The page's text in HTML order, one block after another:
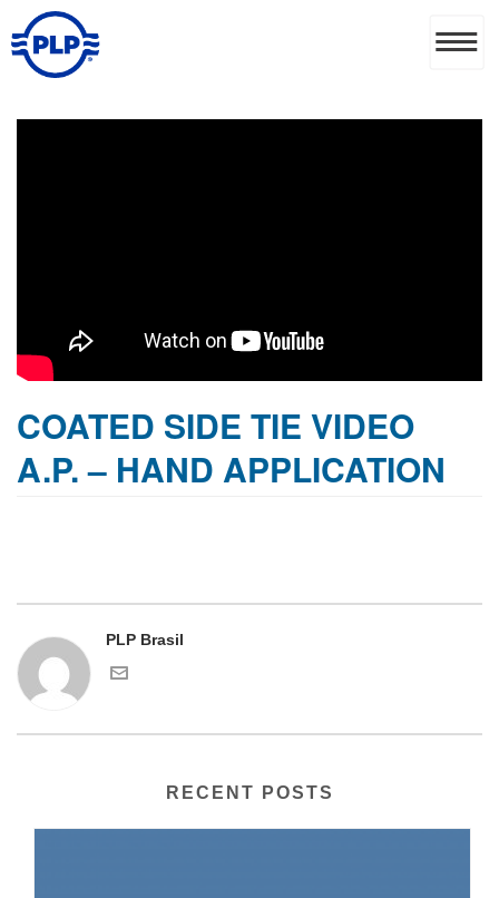
COATED SIDE TIE VIDEO
A.P. – HAND APPLICATION
PLP Brasil
RECENT POSTS